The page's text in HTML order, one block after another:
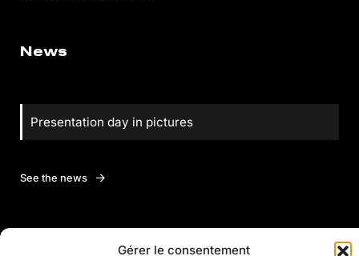
Gérer le consentement
News
Presentation day in pictures
See the news
Find out more